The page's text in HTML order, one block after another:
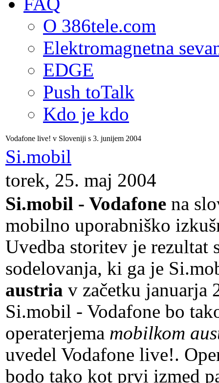
O 386tele.com
Elektromagnetna
EDGE
Push toTalk
Kdo je kdo
Vodafone live! v Sloveniji s 3. junijem 2004
Si.mobil
torek, 25. maj 2004
Si.mobil - Vodafone na
mobilno uporabniško
Uvedba storitev je rezultat
sodelovanja, ki ga je
austria v začetku januarja
Si.mobil - Vodafone bo
operaterjema mobilkom
uvedel Vodafone live!.
bodo tako kot prvi izmed